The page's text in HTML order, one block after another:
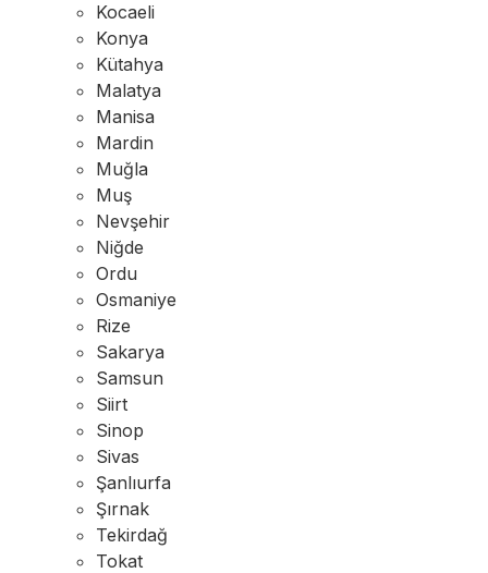
Kocaeli
Konya
Kütahya
Malatya
Manisa
Mardin
Muğla
Muş
Nevşehir
Niğde
Ordu
Osmaniye
Rize
Sakarya
Samsun
Siirt
Sinop
Sivas
Şanlıurfa
Şırnak
Tekirdağ
Tokat